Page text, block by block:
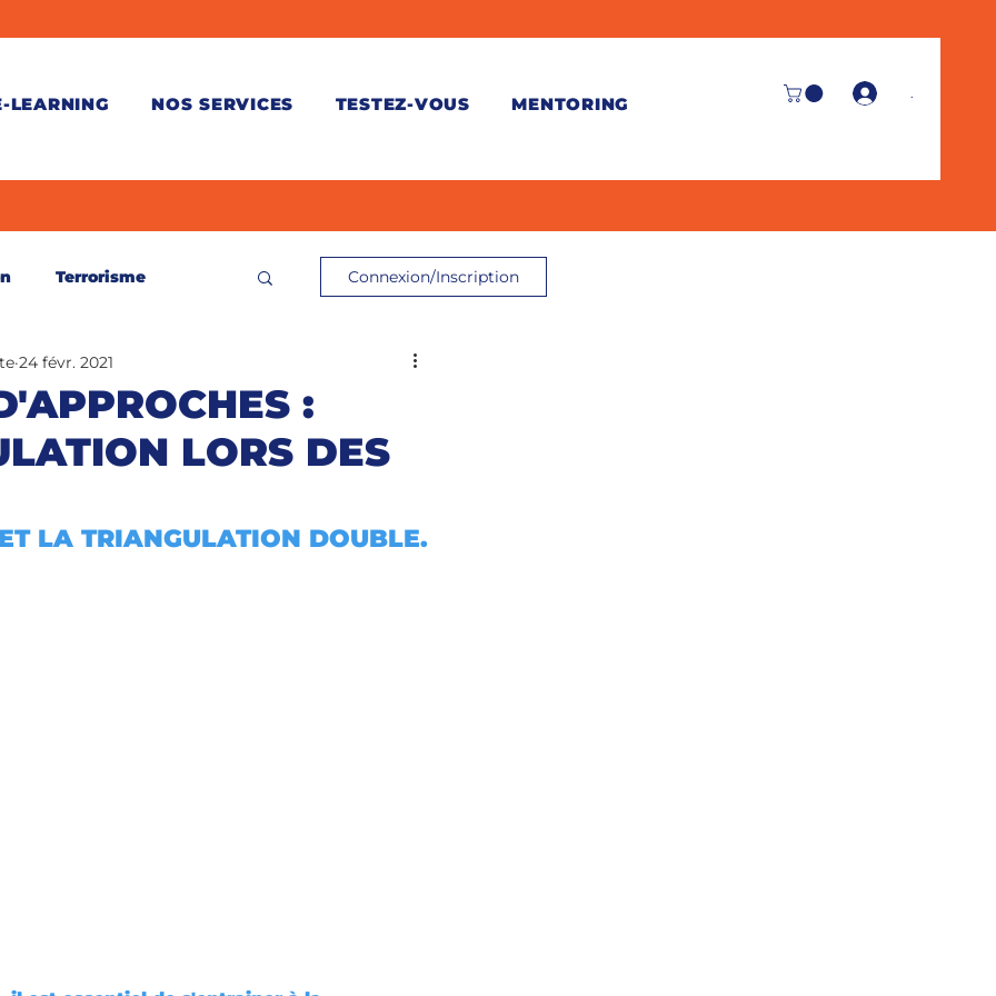
LEARNING NOS SERVICES TESTEZ-VOUS MENTORING
.
Terrorisme
de connaissances
Connexion/Inscription
:
LORS DES
24 févr. 2021
LA TRIANGULATION DOUBLE.